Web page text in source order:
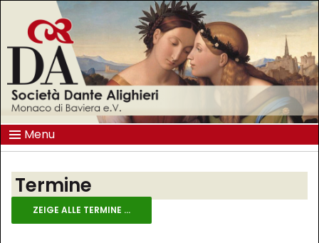
Menu
Termine
ZEIGE ALLE TERMINE ...